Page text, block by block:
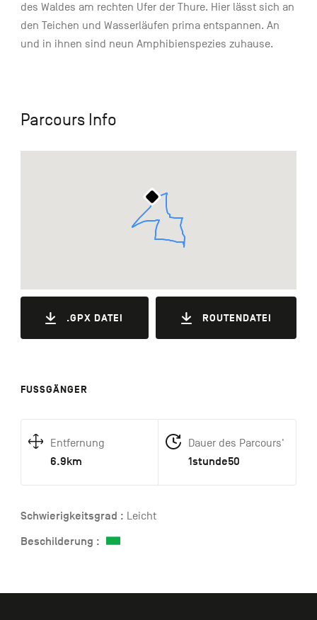
des Waldes am rechten Ufer der Thure. Hier lässt sich an
den Teichen und Wasserläufen prima entspannen. An
und in ihnen sind neun Amphibienspezies zuhause.
Parcours Info
.GPX DATEI ROUTENDATEI
FUSSGÄNGER
Entfernung
6.9km
Dauer des Parcours'
1stunde50
Schwierigkeitsgrad : Leicht
Beschilderung :